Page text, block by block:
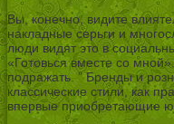
Вы, конечно, видите
накладные серьги и
люди видят это в
«Готовься вместе со
подражать. ” Бренды и
классические стили, как
впервые приобретающие